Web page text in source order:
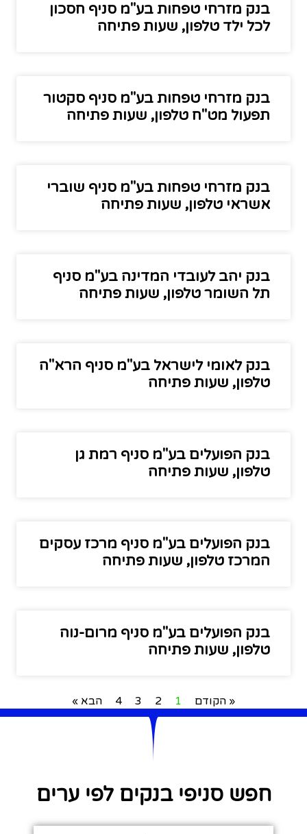
בנק מזרחי טפחות בע"מ סניף חסכון
לכל ילד טלפון, שעות פתיחה
בנק מזרחי טפחות בע"מ סניף סקטור
תפעול מט"ח טלפון, שעות פתיחה
בנק מזרחי טפחות בע"מ סניף שוברי
אשראי טלפון, שעות פתיחה
בנק יהב לעובדי המדינה בע"מ סניף
תל השומר טלפון, שעות פתיחה
בנק לאומי לישראל בע"מ סניף הרא"ה
טלפון, שעות פתיחה
בנק הפועלים בע"מ סניף רמת גן
טלפון, שעות פתיחה
בנק הפועלים בע"מ סניף מרכז עסקים
המרכז טלפון, שעות פתיחה
בנק הפועלים בע"מ סניף מרום-נוה
טלפון, שעות פתיחה
« הקודם 1
2
3
4 הבא »
חפש סניפי בנקים לפי ערים